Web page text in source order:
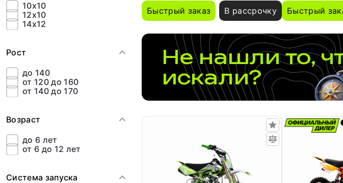
10x10
12x10
14х12
Рост
до 140
от 120 до 160
от 140 до 170
Возраст
до 6 лет
от 6 до 12 лет
Система запуска
Быстрый заказ В рассрочку Быстрый
Не нашли то,
искали?